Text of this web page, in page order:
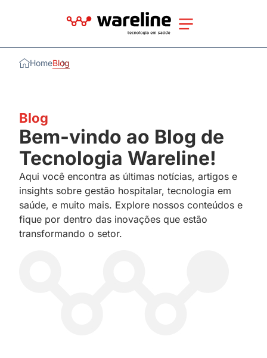
HomeBlog
Blog
Bem-vindo ao Blog de
Tecnologia Wareline!
Aqui você encontra as últimas notícias, artigos e
insights sobre gestão hospitalar, tecnologia em
saúde, e muito mais. Explore nossos conteúdos e
fique por dentro das inovações que estão
transformando o setor.